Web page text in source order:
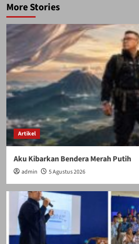
More Stories
Artikel
Aku Kibarkan Bendera Merah Putih
admin 5 Agustus 2026